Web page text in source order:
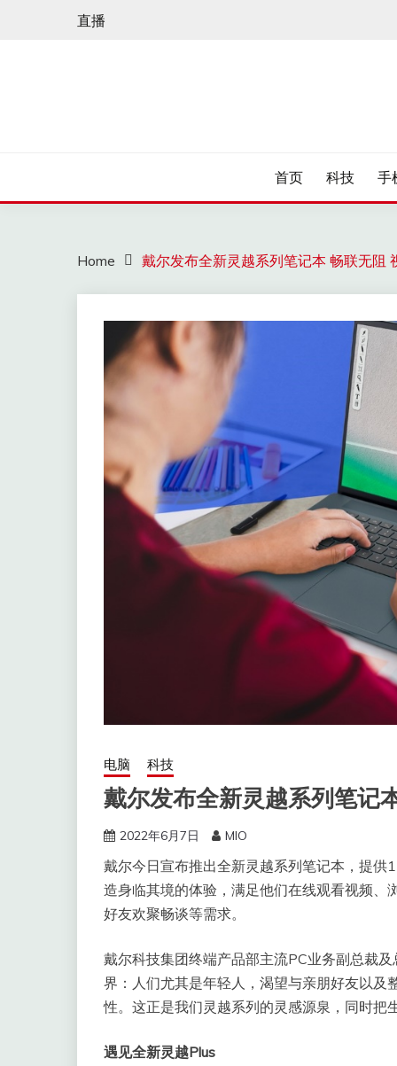
直播
首页 科技 手
Home 戴尔发布全新灵越系列笔记本 畅联无阻
电脑 科技
戴尔发布全新灵越系列笔记
2022年6月7日 MIO
戴尔今日宣布推出全新灵越系列笔记本，提
造身临其境的体验，满足他们在线观看视频、
好友欢聚畅谈等需求。
戴尔科技集团终端产品部主流PC业务副总裁
界：人们尤其是年轻人，渴望与亲朋好友以及
性。这正是我们灵越系列的灵感源泉，同时把
遇见全新灵越Plus